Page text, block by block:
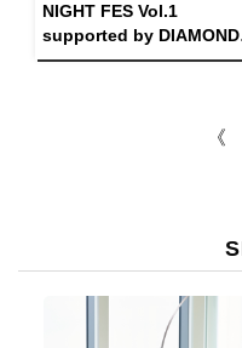
NIGHT FES Vol.1
supported by DIAMOND
FES＠ZEPP TOKYO
《